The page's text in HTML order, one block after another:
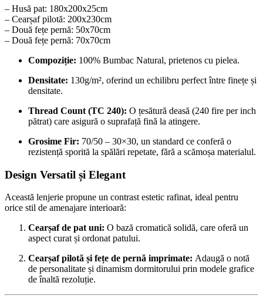
– Husă pat: 180x200x25cm
– Cearșaf pilotă: 200x230cm
– Două fețe pernă: 50x70cm
– Două fețe pernă: 70x70cm
Compoziție: 100% Bumbac Natural, prietenos cu pielea.
Densitate: 130g/m², oferind un echilibru perfect între finețe și
densitate.
Thread Count (TC 240): O țesătură deasă (240 fire per inch
pătrat) care asigură o suprafață fină la atingere.
Grosime Fir: 70/50 – 30×30, un standard ce conferă o
rezistență sporită la spălări repetate, fără a scămoșa materialul.
Design Versatil și Elegant
Această lenjerie propune un contrast estetic rafinat, ideal pentru
orice stil de amenajare interioară:
Cearșaf de pat uni: O bază cromatică solidă, care oferă un
aspect curat și ordonat patului.
Cearșaf pilotă și fețe de pernă imprimate: Adaugă o notă
de personalitate și dinamism dormitorului prin modele grafice
de înaltă rezoluție.